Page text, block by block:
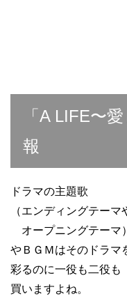
「A LIFE〜
報
ドラマの主題歌
（エンディングテーマ
オープニングテーマ）
やＢＧＭはそのドラマ
彩るのに一役も二役も
買いますよね。